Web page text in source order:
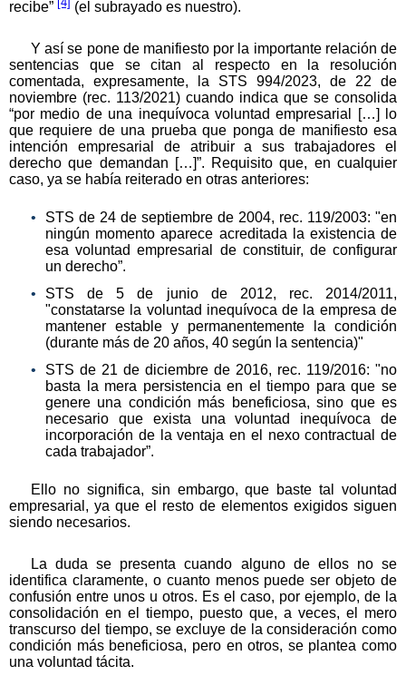
recibe” (el subrayado es nuestro).
Y así se pone de manifiesto por la importante relación de
sentencias que se citan al respecto en la resolución
comentada, expresamente, la STS 994/2023, de 22 de
noviembre (rec. 113/2021) cuando indica que se consolida
“por medio de una inequívoca voluntad empresarial […] lo
que requiere de una prueba que ponga de manifiesto esa
intención empresarial de atribuir a sus trabajadores el
derecho que demandan […]”. Requisito que, en cualquier
caso, ya se había reiterado en otras anteriores:
STS de 24 de septiembre de 2004, rec. 119/2003: "en
ningún momento aparece acreditada la existencia de
esa voluntad empresarial de constituir, de configurar
un derecho”.
STS de 5 de junio de 2012, rec. 2014/2011,
"constatarse la voluntad inequívoca de la empresa de
mantener estable y permanentemente la condición
(durante más de 20 años, 40 según la sentencia)"
STS de 21 de diciembre de 2016, rec. 119/2016: "no
basta la mera persistencia en el tiempo para que se
genere una condición más beneficiosa, sino que es
necesario que exista una voluntad inequívoca de
incorporación de la ventaja en el nexo contractual de
cada trabajador”.
Ello no significa, sin embargo, que baste tal voluntad
empresarial, ya que el resto de elementos exigidos siguen
siendo necesarios.
La duda se presenta cuando alguno de ellos no se
identifica claramente, o cuanto menos puede ser objeto de
confusión entre unos u otros. Es el caso, por ejemplo, de la
consolidación en el tiempo, puesto que, a veces, el mero
transcurso del tiempo, se excluye de la consideración como
condición más beneficiosa, pero en otros, se plantea como
una voluntad tácita.